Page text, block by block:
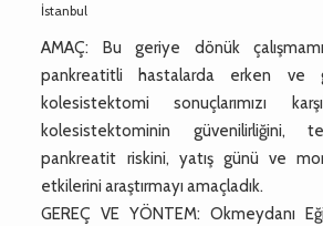
İstanbul
AMAÇ: Bu geriye dönük
pankreatitli hastalarda erken ve
kolesistektomi sonuçlarımızı
kolesistektominin güvenilirliğini,
pankreatit riskini, yatış günü ve
etkilerini araştırmayı amaçladık.
GEREÇ VE YÖNTEM: Okmeydanı